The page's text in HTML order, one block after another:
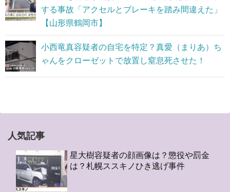
する事故「アクセルとブレーキを踏み間違えた」
【山形県鶴岡市】
小西竜真容疑者の自宅を特定？真愛（まりあ）ち
ゃんをクローゼットで放置し窒息死させた！
人気記事
星大樹容疑者の顔画像は？懲役や罰金
は？札幌ススキノひき逃げ事件